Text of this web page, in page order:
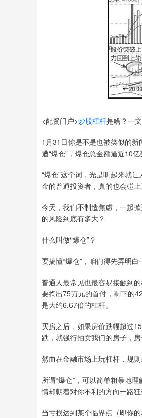
<配资门户>炒股杠杆是啥？一
1月31日你是不是也被类似的
遭“爆仓”，爆仓总金额逼近10亿
“爆仓”这个词，光是听起来就
金的普通投资者，真的也会碰
今天，我们不制造焦虑，一起
的风险到底有多大？
什么叫做“爆仓”？
要搞懂“爆仓”，咱们得先弄明白
普通人最常见也最容易接触到
要掏出75万元的首付，剩下的
是大约6.67倍的杠杆。
买房之后，如果房价跌幅超过
跌，就强行拍卖我们的房子，房
然而在金融市场上玩杠杆，规则
所谓“爆仓”，可以简单粗暴地
情却朝着对你不利的方向一路
当亏损达到某个临界点（即你